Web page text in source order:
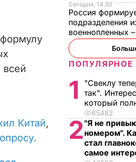
всей
Китай,
Сегодня, 14.50
Россия
подразделения
военнопленных
ПОПУЛЯРНОЕ
1
"Свеклу
так".
который
65482
2"Я не
номером".
стал
самое